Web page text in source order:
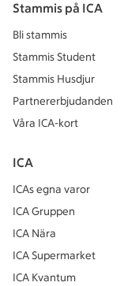
Stammis på ICA
Bli stammis
Stammis Student
Stammis Husdjur
Partnererbjudanden
Våra ICA-kort
ICA
ICAs egna varor
ICA Gruppen
ICA Nära
ICA Supermarket
ICA Kvantum